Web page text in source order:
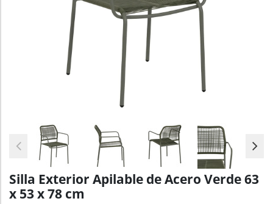
Profesionales
Silla Exterior Apilable de Acero Verde 63
x 53 x 78 cm